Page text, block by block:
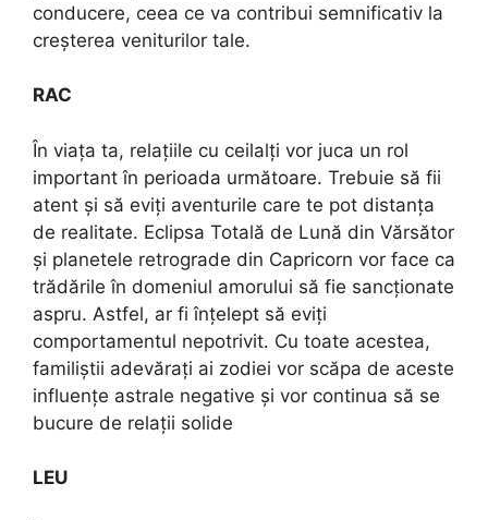
conducere, ceea ce va contribui semnificativ la
creșterea veniturilor tale.
RAC
În viața ta, relațiile cu ceilalți vor juca un rol
important în perioada următoare. Trebuie să fii
atent și să eviți aventurile care te pot distanța
de realitate. Eclipsa Totală de Lună din Vărsător
și planetele retrograde din Capricorn vor face ca
trădările în domeniul amorului să fie sancționate
aspru. Astfel, ar fi înțelept să eviți
comportamentul nepotrivit. Cu toate acestea,
familiștii adevărați ai zodiei vor scăpa de aceste
influențe astrale negative și vor continua să se
bucure de relații solide
LEU